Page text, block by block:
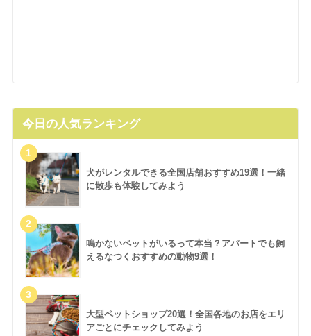
今日の人気ランキング
犬がレンタルできる全国店舗おすすめ19選！一緒
に散歩も体験してみよう
鳴かないペットがいるって本当？アパートでも飼
えるなつくおすすめの動物9選！
大型ペットショップ20選！全国各地のお店をエリ
アごとにチェックしてみよう